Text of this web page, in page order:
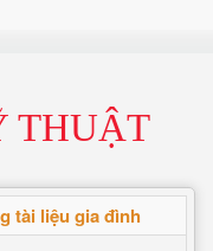
THUẬT
tài liệu gia đình